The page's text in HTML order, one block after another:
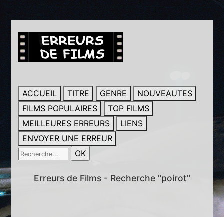
ACCUEIL TITRE GENRE
NOUVEAUTES
FILMS POPULAIRES
TOP FILMS
MEILLEURES ERREURS
LIENS
ENVOYER UNE ERREUR
Erreurs de Films - Recherche "poirot"